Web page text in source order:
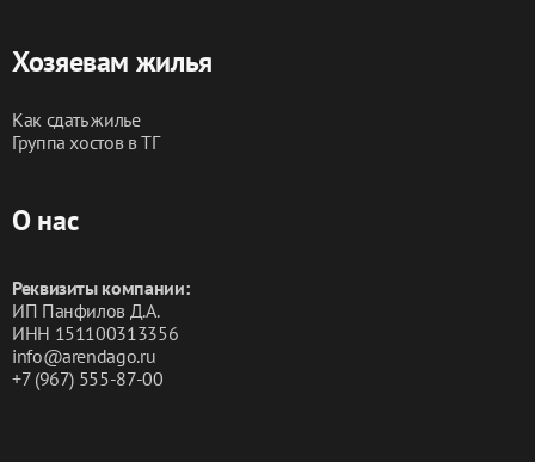
Хозяевам жилья
Как сдать жилье
Группа хостов в ТГ
О нас
Реквизиты компании:
ИП Панфилов Д.А.
ИНН 151100313356
info@arendago.ru
+7 (967) 555-87-00